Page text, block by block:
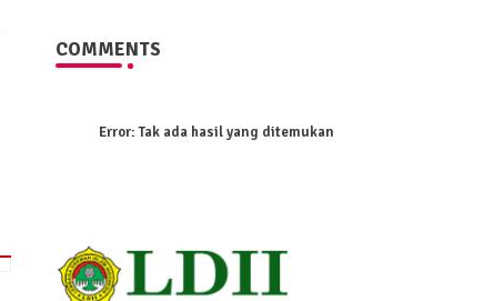
COMMENTS
Error:Tak ada hasil yang ditemukan